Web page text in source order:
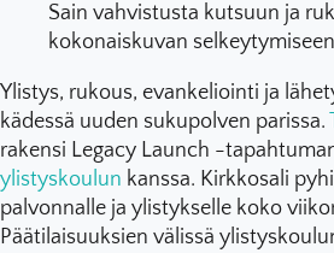
Sain vahvistusta kutsuun ja
kokonaiskuvan
Ylistys, rukous, evankeliointi ja
kädessä uuden sukupolven parissa.
rakensi Legacy Launch -
ylistyskoulun kanssa. Kirkkosali
palvonnalle ja ylistykselle koko
Päätilaisuuksien välissä